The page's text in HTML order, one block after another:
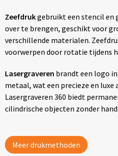
Zeefdrukgebruikt een stencil en
over te brengen, geschikt voor
verschillende materialen.
voorwerpen door rotatie tijdens
Lasergraveren brandt een logo
metaal, wat een precieze en
Lasergraveren 360 biedt
cilindrische objecten zonder
Meer drukmethoden